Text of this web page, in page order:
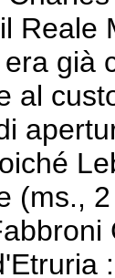
Reale
già
al
(ms.,